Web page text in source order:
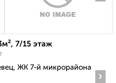
7/15 этаж
ЖК 7-й микрорайона
›